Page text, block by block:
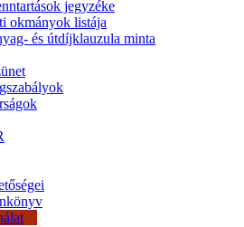
jegyzéke
okmányok listája
és útdíjklauzula minta